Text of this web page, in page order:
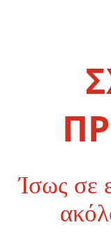
Ίσως σε